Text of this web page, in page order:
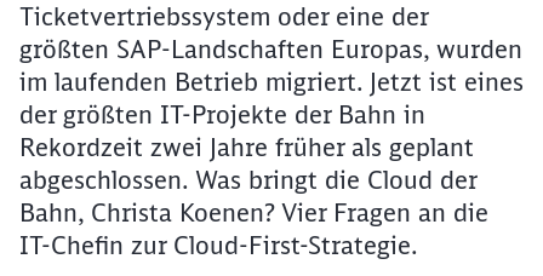
Ticketvertriebssystem oder eine der
größten SAP-Landschaften Europas, wurden
im laufenden Betrieb migriert. Jetzt ist eines
der größten IT-Projekte der Bahn in
Rekordzeit zwei Jahre früher als geplant
abgeschlossen. Was bringt die Cloud der
Bahn, Christa Koenen? Vier Fragen an die
IT-Chefin zur Cloud-First-Strategie.